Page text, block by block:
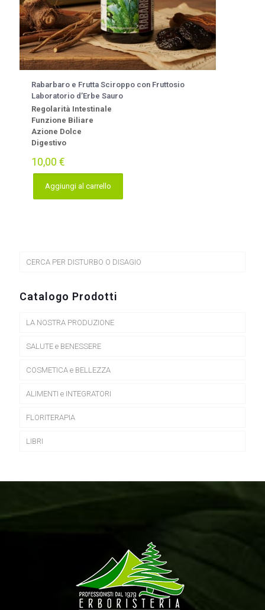
Rabarbaro e Frutta Sciroppo con Fruttosio
Laboratorio d’Erbe Sauro
Regolarità Intestinale
Funzione Biliare
Azione Dolce
Digestivo
10,00 €
Aggiungi al carrello
CERCA PER DISTURBO O DISAGIO
Catalogo Prodotti
LA NOSTRA PRODUZIONE
SALUTE e BENESSERE
COSMETICA e BELLEZZA
ALIMENTI e INTEGRATORI
FLORITERAPIA
LIBRI